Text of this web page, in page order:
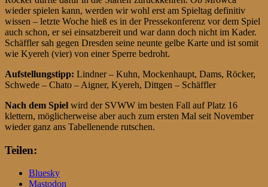
wieder spielen kann, werden wir wohl erst am Spieltag definitiv
wissen – letzte Woche hieß es in der Pressekonferenz vor dem Spiel
auch schon, er sei einsatzbereit und war dann doch nicht im Kader.
Schäffler sah gegen Dresden seine neunte gelbe Karte und ist somit
wie Kyereh (vier) von einer Sperre bedroht.
Aufstellungstipp: Lindner – Kuhn, Mockenhaupt, Dams, Röcker,
Schwede – Chato – Aigner, Kyereh, Dittgen – Schäffler
Nach dem Spiel wird der SVWW im besten Fall auf Platz 16
klettern, möglicherweise aber auch zum ersten Mal seit November
wieder ganz ans Tabellenende rutschen.
Teilen:
Bluesky
Mastodon